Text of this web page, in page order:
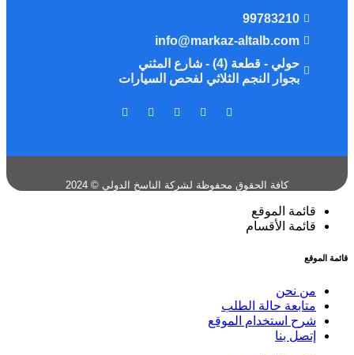
99783210
info@markaz-altalb.com
حولي - قطعة (4) - شارع المثني
بجوار النجم الثلاثي لفحص السيارات
كافة الحقوق محفوظة لشركة الناسخ الدولي © 2024
قائمة الموقع
قائمة الأقسام
قائمة الموقع
من نحن
متابعة حالة الطلب
شرح استخدام الموقع
إتصل بنا